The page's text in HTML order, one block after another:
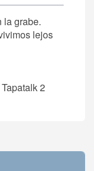
la grabe.
lejos
2